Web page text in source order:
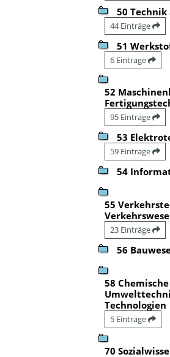
50
44 Einträge
51
6 Einträge
52
95 Einträge
53
59 Einträge
54
55
23 Einträge
56
58
Technologien
5 Einträge
70